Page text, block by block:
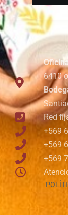
6410
Red
+569
+569
+569